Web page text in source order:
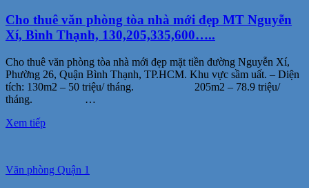
Cho thuê văn phòng tòa nhà mới đẹp MT Nguyễn
Xí, Bình Thạnh, 130,205,335,600…..
Cho thuê văn phòng tòa nhà mới đẹp mặt tiền đường Nguyễn Xí,
Phường 26, Quận Bình Thạnh, TP.HCM. Khu vực sầm uất. – Diện
tích: 130m2 – 50 triệu/ tháng. 205m2 – 78.9 triệu/
tháng. …
Xem tiếp
Văn phòng Quận 1